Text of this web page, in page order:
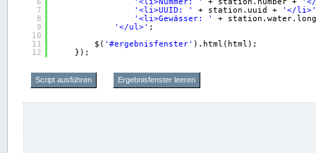
7
8
9
10
11
12
'<li>UUID: '
+ station.uuid +
'</li>'
'<li>Gewässer: '
+
'</ul>' ;
$( '#ergebnisfenster' ).html(html);
});
Script ausführen Ergebnisfenster leeren